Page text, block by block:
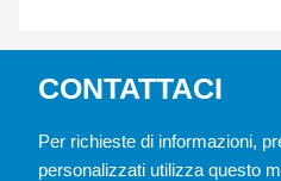
CONTATTACI
Per richieste di informazioni,
personalizzati utilizza questo